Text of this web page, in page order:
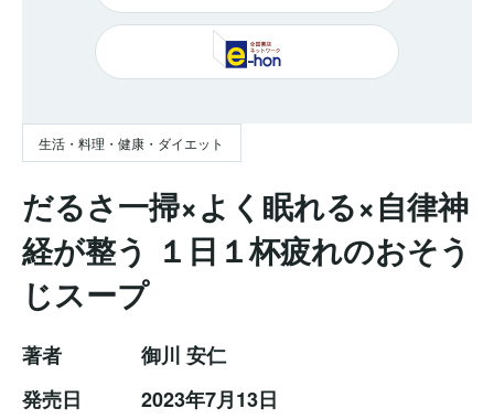
生活・料理・健康・ダイエット
だるさ一掃×よく眠れる×自律神
経が整う １日１杯疲れのおそう
じスープ
著者
御川 安仁
発売日
2023年7月13日